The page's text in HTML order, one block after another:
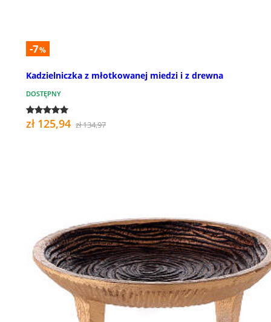
-7%
Kadzielniczka z młotkowanej miedzi i z drewna
DOSTĘPNY
zł 125,94 zł 134,97